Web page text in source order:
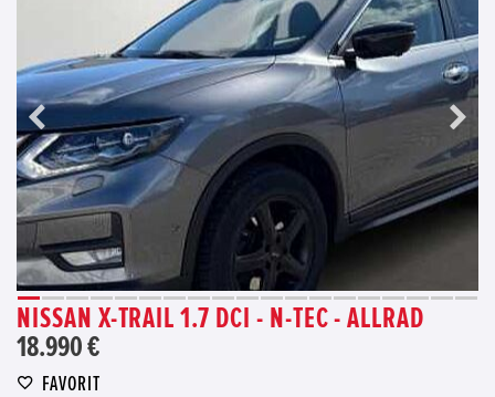
NISSAN X-TRAIL 1.7 DCI - N-TEC - ALLRAD
18.990 €
FAVORIT